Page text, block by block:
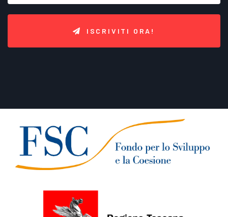
ISCRIVITI ORA!